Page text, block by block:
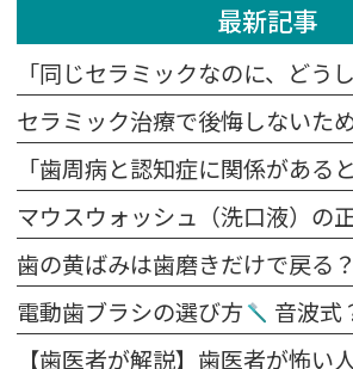
最新記事
電動歯ブラシの選び方
音波式？回転式